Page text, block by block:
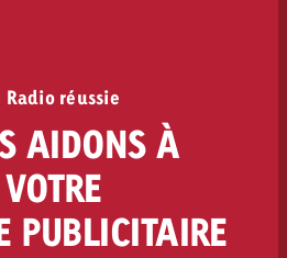
Radio réussie
AIDONS À
PUBLICITAIRE